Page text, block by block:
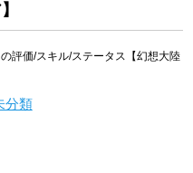
評価/スキル/ステータス【幻想大陸
分類